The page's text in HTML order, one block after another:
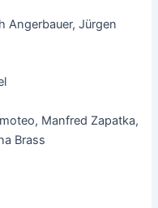
Angerbauer, Jürgen
Manfred Zapatka,
Brass